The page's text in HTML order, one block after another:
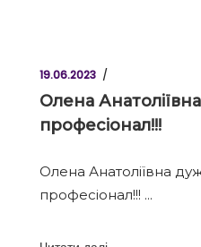
19.06.2023
Олена
професіонал!!!
Олена Анатоліївна
професіонал!!!